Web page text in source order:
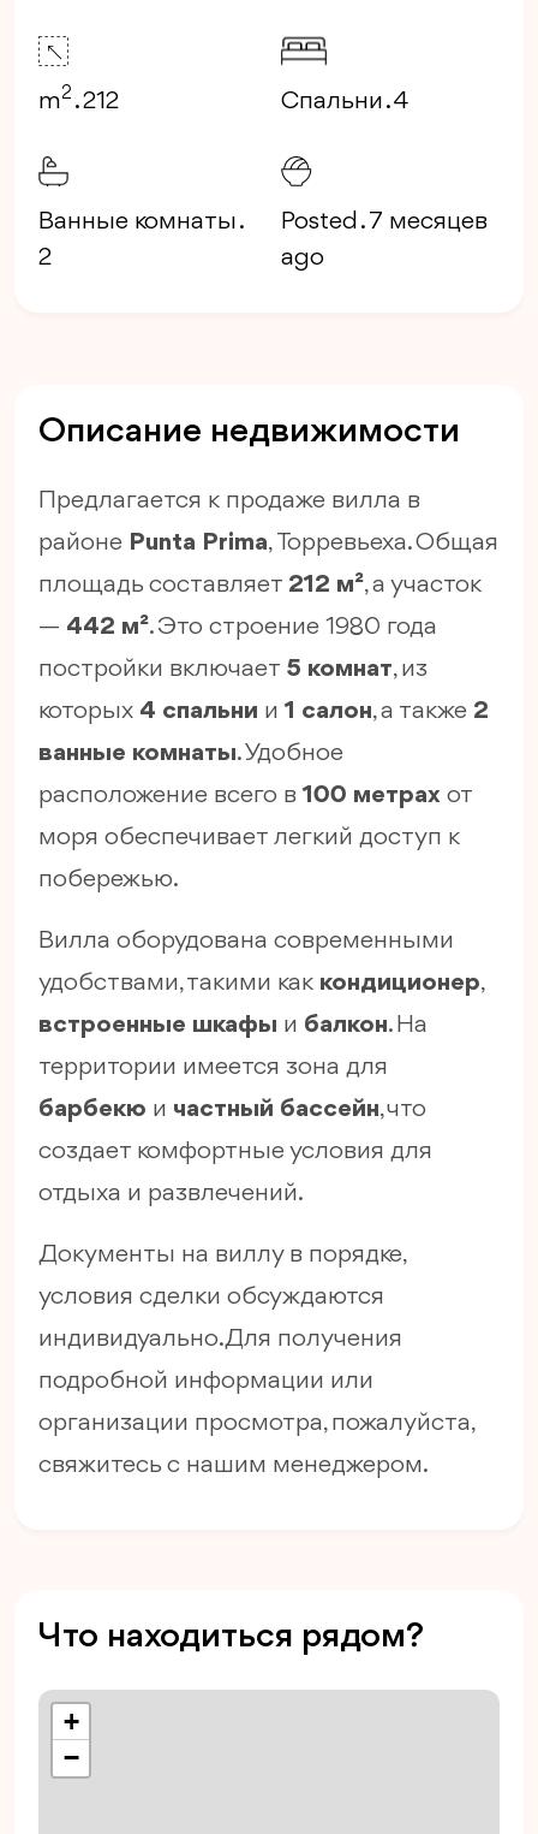
m2 . 212 Спальни . 4
Ванные комнаты .
2
Posted . 7 месяцев
ago
Описание недвижимости
Предлагается к продаже вилла в
районе Punta Prima, Торревьеха. Общая
площадь составляет 212 м², а участок
— 442 м². Это строение 1980 года
постройки включает 5 комнат, из
которых 4 спальни и 1 салон, а также 2
ванные комнаты. Удобное
расположение всего в 100 метрах от
моря обеспечивает легкий доступ к
побережью.
Вилла оборудована современными
удобствами, такими как кондиционер,
встроенные шкафы и балкон. На
территории имеется зона для
барбекю и частный бассейн, что
создает комфортные условия для
отдыха и развлечений.
Документы на виллу в порядке,
условия сделки обсуждаются
индивидуально. Для получения
подробной информации или
организации просмотра, пожалуйста,
свяжитесь с нашим менеджером.
Что находиться рядом?
+
−